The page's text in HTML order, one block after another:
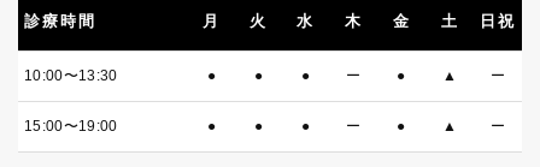
診療時間 月 火 水 木 金 土 日祝
10:00〜13:30 ● ● ● ー ● ▲ ー
15:00〜19:00 ● ● ● ー ● ▲ ー